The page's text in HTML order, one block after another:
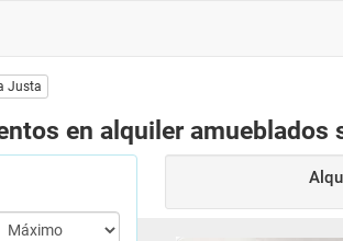
Justa
en alquiler amueblados